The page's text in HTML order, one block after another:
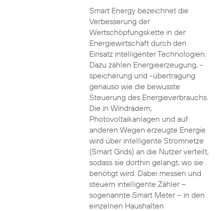
Smart Energy bezeichnet die
Verbesserung der
Wertschöpfungskette in der
Energiewirtschaft durch den
Einsatz intelligenter Technologien.
Dazu zählen Energieerzeugung, -
speicherung und -übertragung
genauso wie die bewusste
Steuerung des Energieverbrauchs.
Die in Windrädern,
Photovoltaikanlagen und auf
anderen Wegen erzeugte Energie
wird über intelligente Stromnetze
(Smart Grids) an die Nutzer verteilt,
sodass sie dorthin gelangt, wo sie
benötigt wird. Dabei messen und
steuern intelligente Zähler –
sogenannte Smart Meter – in den
einzelnen Haushalten